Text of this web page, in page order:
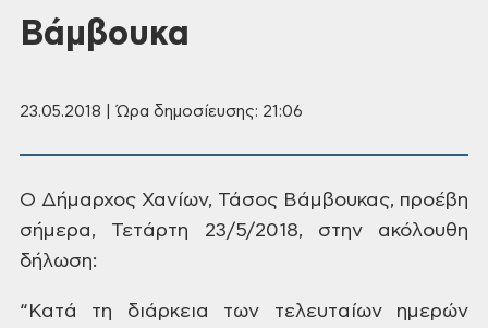
Βάμβουκα
23.05.2018 | Ώρα δημοσίευσης: 21:06
Ο Δήμαρχος Χανίων, Τάσος Βάμβουκας, προέβη
σήμερα, Τετάρτη 23/5/2018, στηνακόλουθη
δήλωση:
“Κατά
τη διάρκεια των τελευταίων ημερών